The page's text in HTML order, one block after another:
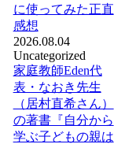
に使ってみた正直
感想
2026.08.04
Uncategorized
家庭教師Eden代
表・なおき先生
（居村直希さん）
の著書『自分から
学ぶ子どもの親は